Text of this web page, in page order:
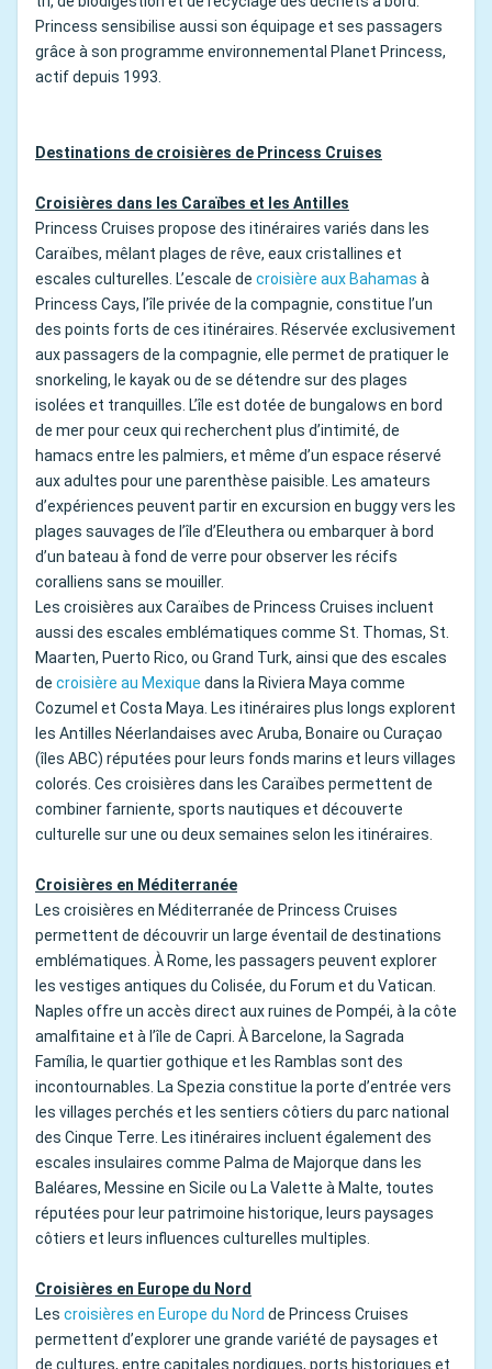
Princess sensibilise aussi son équipage et ses passagers
grâce à son programme environnemental Planet Princess,
actif depuis 1993.
Destinations de croisières de Princess Cruises
Croisières dans les Caraïbes et les Antilles
Princess Cruises propose des itinéraires variés dans les
Caraïbes, mêlant plages de rêve, eaux cristallines et
escales culturelles. L’escale de croisière aux Bahamas à
Princess Cays, l’île privée de la compagnie, constitue l’un
des points forts de ces itinéraires. Réservée exclusivement
aux passagers de la compagnie, elle permet de pratiquer le
snorkeling, le kayak ou de se détendre sur des plages
isolées et tranquilles. L’île est dotée de bungalows en bord
de mer pour ceux qui recherchent plus d’intimité, de
hamacs entre les palmiers, et même d’un espace réservé
aux adultes pour une parenthèse paisible. Les amateurs
d’expériences peuvent partir en excursion en buggy vers les
plages sauvages de l’île d’Eleuthera ou embarquer à bord
d’un bateau à fond de verre pour observer les récifs
coralliens sans se mouiller.
Les croisières aux Caraïbes de Princess Cruises incluent
aussi des escales emblématiques comme St. Thomas, St.
Maarten, Puerto Rico, ou Grand Turk, ainsi que des escales
de croisière au Mexique dans la Riviera Maya comme
Cozumel et Costa Maya. Les itinéraires plus longs explorent
les Antilles Néerlandaises avec Aruba, Bonaire ou Curaçao
(îles ABC) réputées pour leurs fonds marins et leurs villages
colorés. Ces croisières dans les Caraïbes permettent de
combiner farniente, sports nautiques et découverte
culturelle sur une ou deux semaines selon les itinéraires.
Croisières en Méditerranée
Les croisières en Méditerranée de Princess Cruises
permettent de découvrir un large éventail de destinations
emblématiques. À Rome, les passagers peuvent explorer
les vestiges antiques du Colisée, du Forum et du Vatican.
Naples offre un accès direct aux ruines de Pompéi, à la côte
amalfitaine et à l’île de Capri. À Barcelone, la Sagrada
Família, le quartier gothique et les Ramblas sont des
incontournables. La Spezia constitue la porte d’entrée vers
les villages perchés et les sentiers côtiers du parc national
des Cinque Terre. Les itinéraires incluent également des
escales insulaires comme Palma de Majorque dans les
Baléares, Messine en Sicile ou La Valette à Malte, toutes
réputées pour leur patrimoine historique, leurs paysages
côtiers et leurs influences culturelles multiples.
Croisières en Europe du Nord
Les croisières en Europe du Nord de Princess Cruises
permettent d’explorer une grande variété de paysages et
de cultures, entre capitales nordiques, ports historiques et